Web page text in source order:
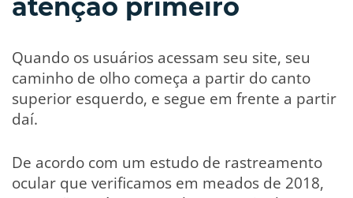
atenção primeiro
Quando os usuários acessam seu site, seu
caminho de olho começa a partir do canto
superior esquerdo, e segue em frente a partir
daí.
De acordo com um estudo de rastreamento
ocular que verificamos em meados de 2018,